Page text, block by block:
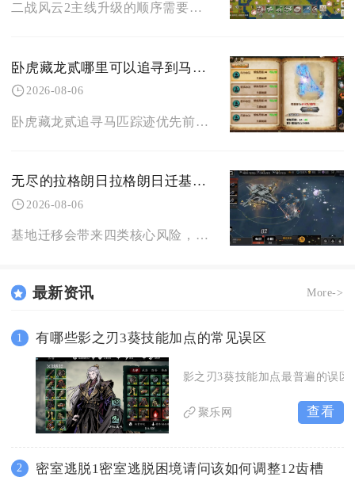
二战风云2主线升级的顺序需要重点留意，完全顺着任务指引无脑推进容易出现资源、人口、战力三重
卧虎藏龙贰哪里可以追寻到马的踪迹
2026-08-06
卧虎藏龙贰追寻马匹踪迹优先前往古楼兰、山海关、药王谷三大野外地图搜寻野马，同时可借助集市交
无尽的拉格朗日拉格朗日迁基地会带来哪些潜在危险
2026-08-06
基地迁移会带来四类核心风险，分别是前置筹备产生的资源损耗、迁移前后的防空防御漏洞、新星域未
最新资讯 More->
1 有哪些影之刃3葵技能加点的常见误区
影之刃3葵技能加点最普遍的误
聚乐网 查看
2 密室逃脱1密室逃脱困境请问该如何调整12齿槽